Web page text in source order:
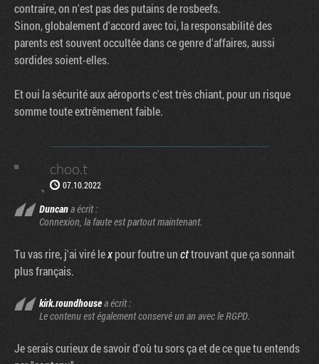
contraire, on n'est pas des putains de rosbeefs.
Sinon, globalement d'accord avec toi, la responsabilité des
parents est souvent occultée dans ce genre d'affaires, aussi
sordides soient-elles.
Et oui la sécurité aux aéroports c'est très chiant, pour un risque
somme toute extrêmement faible.
choo.t
07.10.2022
Duncana écrit :
Connexion, la faute est partout maintenant.
Tu vas rire, j'ai viré lexpour foutre uncttrouvant que ça sonnait
plus français.
kirk.roundhousea écrit :
Le contenu est également conservé un an avec le RGPD.
Je serais curieux de savoir d'où tu sors ça et de ce que tu entends